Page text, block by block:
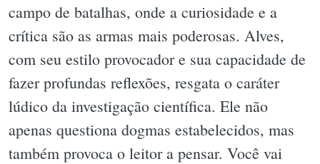
campo de batalhas, onde a curiosidade e a
crítica são as armas mais poderosas. Alves,
com seu estilo provocador e sua capacidade de
fazer profundas reflexões, resgata o caráter
lúdico da investigação científica. Ele não
apenas questiona dogmas estabelecidos, mas
também provoca o leitor a pensar. Você vai